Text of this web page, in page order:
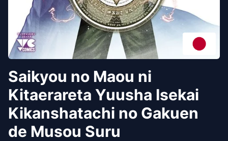
Saikyou no Maou ni
Kitaerareta Yuusha Isekai
Kikanshatachi no Gakuen
de Musou Suru